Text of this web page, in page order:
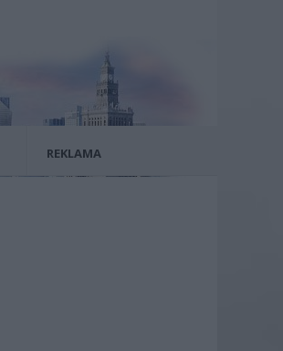
REKLAMA